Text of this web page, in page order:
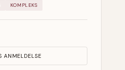
KOMPLEKS
ANMELDELSE